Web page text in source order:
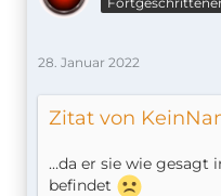
28. Januar 2022
Zitat von
…da er sie wie gesagt
befindet